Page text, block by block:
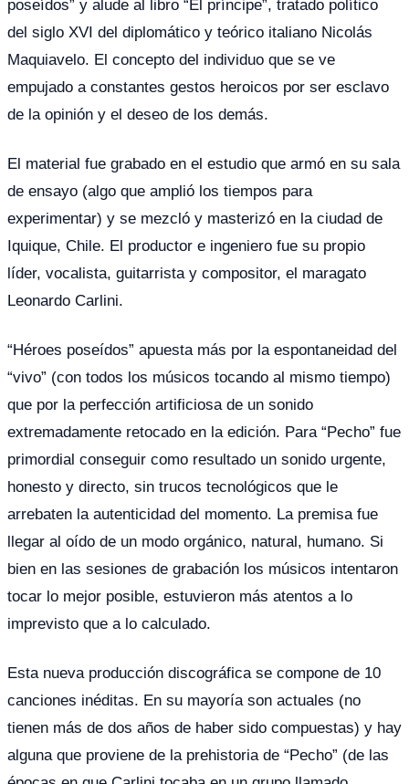
poseídos” y alude al libro “El príncipe”, tratado político
del siglo XVI del diplomático y teórico italiano Nicolás
Maquiavelo. El concepto del individuo que se ve
empujado a constantes gestos heroicos por ser esclavo
de la opinión y el deseo de los demás.
El material fue grabado en el estudio que armó en su sala
de ensayo (algo que amplió los tiempos para
experimentar) y se mezcló y masterizó en la ciudad de
Iquique, Chile. El productor e ingeniero fue su propio
líder, vocalista, guitarrista y compositor, el maragato
Leonardo Carlini.
“Héroes poseídos” apuesta más por la espontaneidad del
“vivo” (con todos los músicos tocando al mismo tiempo)
que por la perfección artificiosa de un sonido
extremadamente retocado en la edición. Para “Pecho” fue
primordial conseguir como resultado un sonido urgente,
honesto y directo, sin trucos tecnológicos que le
arrebaten la autenticidad del momento. La premisa fue
llegar al oído de un modo orgánico, natural, humano. Si
bien en las sesiones de grabación los músicos intentaron
tocar lo mejor posible, estuvieron más atentos a lo
imprevisto que a lo calculado.
Esta nueva producción discográfica se compone de 10
canciones inéditas. En su mayoría son actuales (no
tienen más de dos años de haber sido compuestas) y hay
alguna que proviene de la prehistoria de “Pecho” (de las